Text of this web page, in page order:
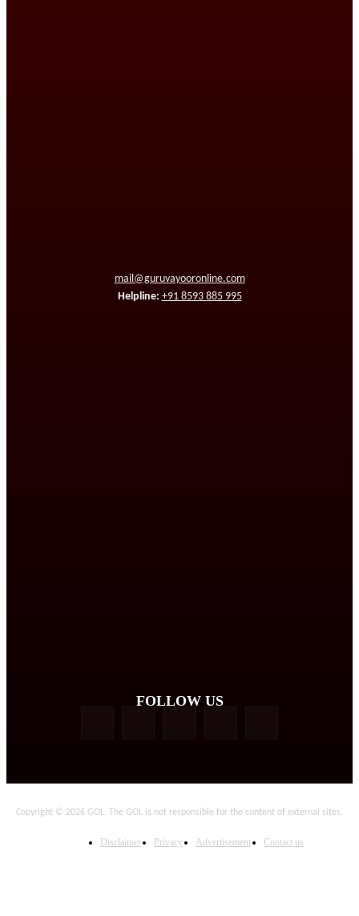
mail@guruvayooronline.com
Helpline: +91 8593 885 995
FOLLOW US
Copyright © 2026 GOL. The GOL is not responsible for the content of external sites.
Disclaimer Privacy Advertisement Contact us